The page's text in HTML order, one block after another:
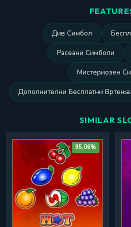
Див Симбол
Расеани Симболи
Мистериозен
Дополнителни Бесплатни Вртења
SIMILAR
95.06%